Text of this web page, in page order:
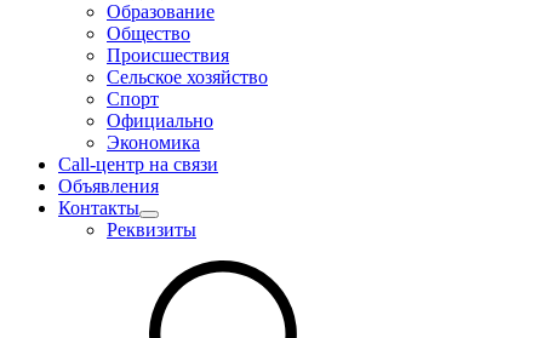
Образование
Общество
Происшествия
Сельское хозяйство
Спорт
Официально
Экономика
Call-центр на связи
Объявления
Контакты
Реквизиты